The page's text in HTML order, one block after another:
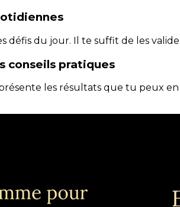
défis du jour. Il te suffit de les
conseils pratiques
les résultats que tu peux